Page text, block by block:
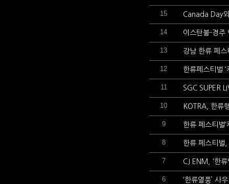
15 Canada Day
14 이스탄불-경주
13 강남 한류 페스
12 한류페스티벌
11 SGC SUPER
10 KOTRA, 한류
9 한류 페스티벌
8 한류 페스티벌
7 CJ ENM, '한류
6 ‘한류열풍’ 사